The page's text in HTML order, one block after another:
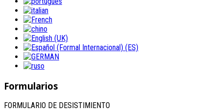
Formularios
FORMULARIO DE DESISTIMIENTO